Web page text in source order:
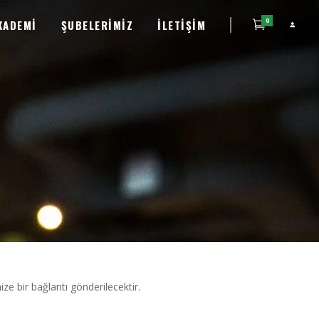
ŞUBELERIMIZ İLETIŞIM 0
bir bağlantı gönderilecektir.